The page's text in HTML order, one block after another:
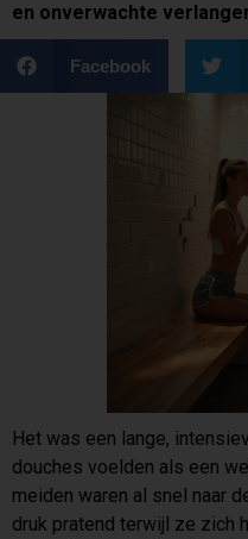
en onverwachte
Facebook
Het was een lange,
douches voelden als een
meiden waren al snel naar
druk pratend terwijl ze zich